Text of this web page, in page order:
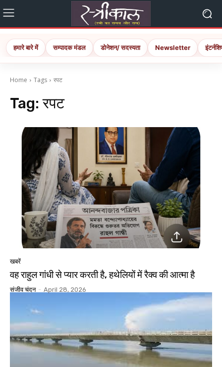
हमारे बारे में सम्पादक मंडल डोनेशन/ सदस्यता Newsletter
Home Tags रपट
Tag:रपट
खबरें
वह राहुल गांधी से प्यार करती है, हथेलियों में रैक्व की आत्मा है
संजीव चंदन - April 28, 2026